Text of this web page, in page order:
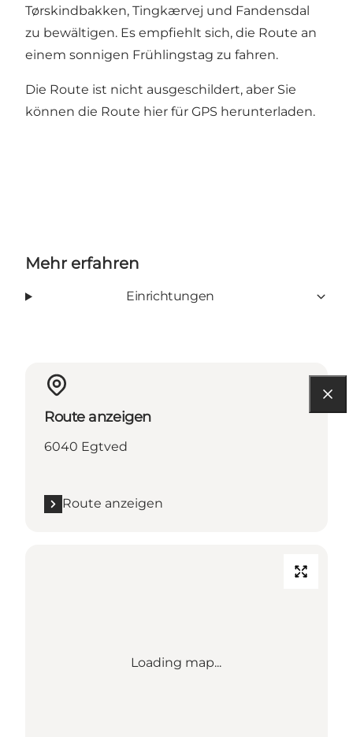
Tørskindbakken, Tingkærvej und Fandensdal
zu bewältigen. Es empfiehlt sich, die Route an
einem sonnigen Frühlingstag zu fahren.
Die Route ist nicht ausgeschildert, aber Sie
können die Route hier für GPS herunterladen.
Mehr erfahren
Einrichtungen
Route anzeigen
6040 Egtved
Route anzeigen
Loading map...